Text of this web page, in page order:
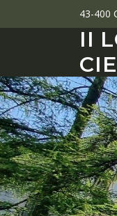
43-400
II